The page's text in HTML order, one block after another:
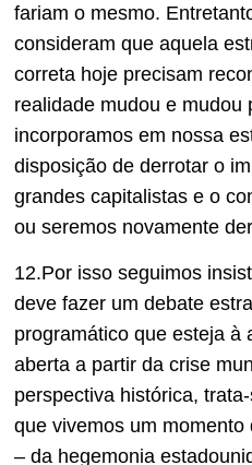
fariam o mesmo.
consideram que aquela
correta hoje precisam
realidade mudou e mudou
incorporamos em nossa
disposição de derrotar o
grandes capitalistas e o
ou seremos novamente
12.Por isso seguimos
deve fazer um debate
programático que esteja à
aberta a partir da crise
perspectiva histórica,
que vivemos um momento
– da hegemonia